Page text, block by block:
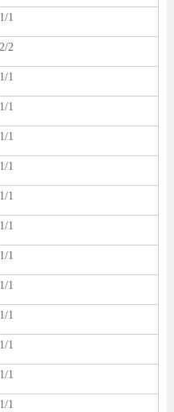
1/1
2/2
1/1
1/1
1/1
1/1
1/1
1/1
1/1
1/1
1/1
1/1
1/1
1/1